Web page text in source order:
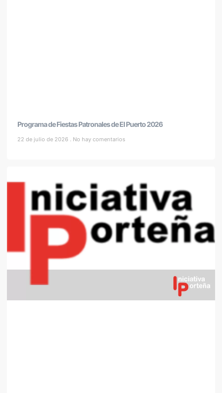
Programa de Fiestas Patronales de El Puerto 2026
22 de julio de 2026 No hay comentarios